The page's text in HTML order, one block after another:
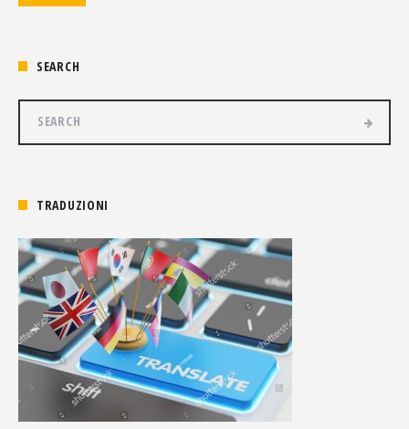
SEARCH
TRADUZIONI